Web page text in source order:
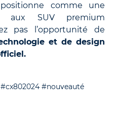
comme une
aux SUV premium
pas l’opportunité de
et de design
#cx802024 #nouveauté